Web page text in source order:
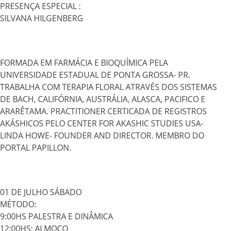
PRESENÇA ESPECIAL :
SILVANA HILGENBERG
FORMADA EM FARMÁCIA E BIOQUÍMICA PELA
UNIVERSIDADE ESTADUAL DE PONTA GROSSA- PR.
TRABALHA COM TERAPIA FLORAL ATRAVÉS DOS SISTEMAS
DE BACH, CALIFÓRNIA, AUSTRÁLIA, ALASCA, PACIFICO E
ARARÊTAMA. PRACTITIONER CERTICADA DE REGISTROS
AKÁSHICOS PELO CENTER FOR AKASHIC STUDIES USA-
LINDA HOWE- FOUNDER AND DIRECTOR. MEMBRO DO
PORTAL PAPILLON.
01 DE JULHO SÁBADO
MÉTODO:
9:00HS PALESTRA E DINÂMICA
12:00HS: ALMOÇO